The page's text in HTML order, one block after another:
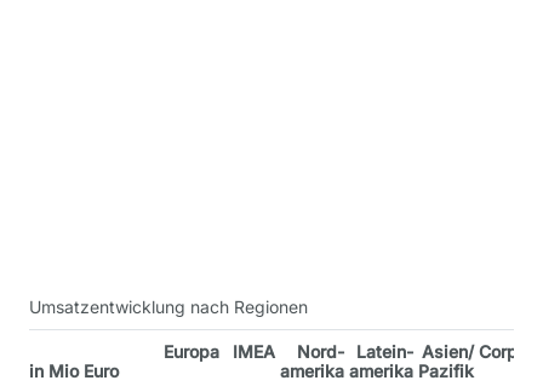
Umsatzentwicklung nach Regionen
in Mio Euro
Europa IMEA
Nord-
amerika
Latein-
amerika
Asien/
Pazifik